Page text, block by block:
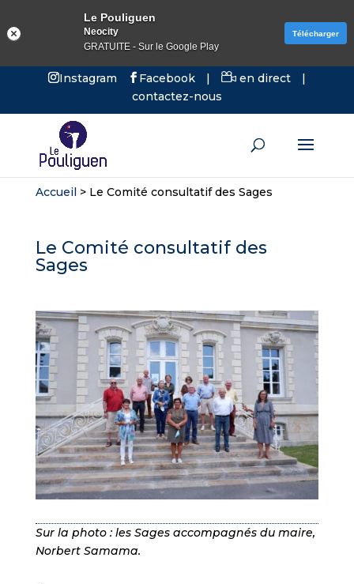
Instagram Facebook | en direct
|
contactez-nous
Accueil> Le Comité consultatif des Sages
Le Comité consultatif des
Sages
Sur la photo : les Sages accompagnés du maire,
Norbert Samama.
Le Pouliguen
Neocity
GRATUITE - Sur le Google Play
Télécharger